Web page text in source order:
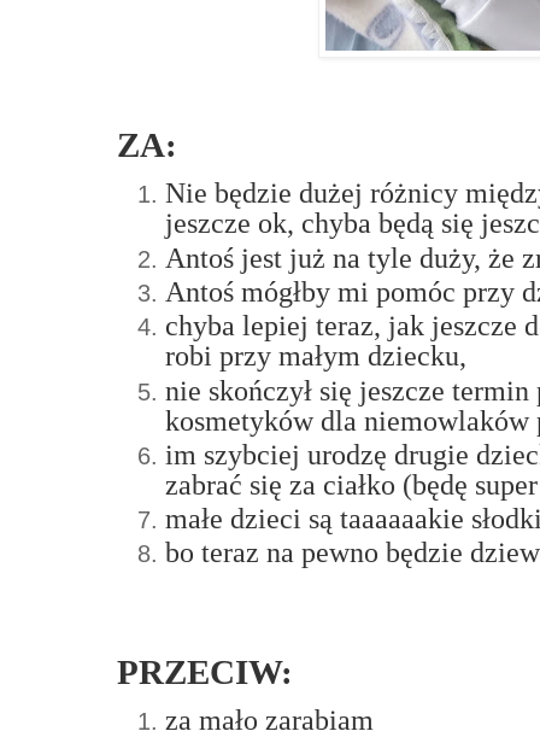
ZA:
Nie będzie dużej różnicy
jeszcze ok, chyba będą się
Antoś jest już na tyle duży, że
Antoś mógłby mi pomóc przy
chyba lepiej teraz, jak jeszcze
robi przy małym dziecku,
nie skończył się jeszcze
kosmetyków dla
im szybciej urodzę drugie
zabrać się za ciałko (będę
małe dzieci są taaaaaakie
bo teraz na pewno będzie
PRZECIW:
za mało zarabiam